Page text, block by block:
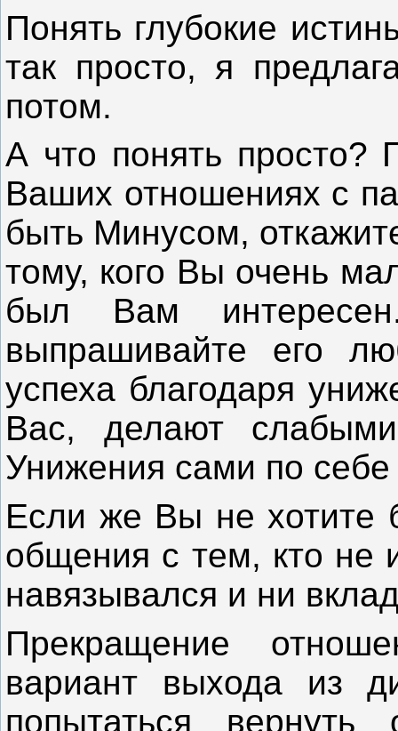
Понять глубокие
так просто, я
потом.
А что понять просто?
Ваших отношениях с
быть Минусом,
тому, кого Вы очень
был Вам
выпрашивайте его
успеха благодаря
Вас, делают
Унижения сами по
Если же Вы не хотите
общения с тем, кто не
навязывался и ни
Прекращение
вариант выхода из
попытаться